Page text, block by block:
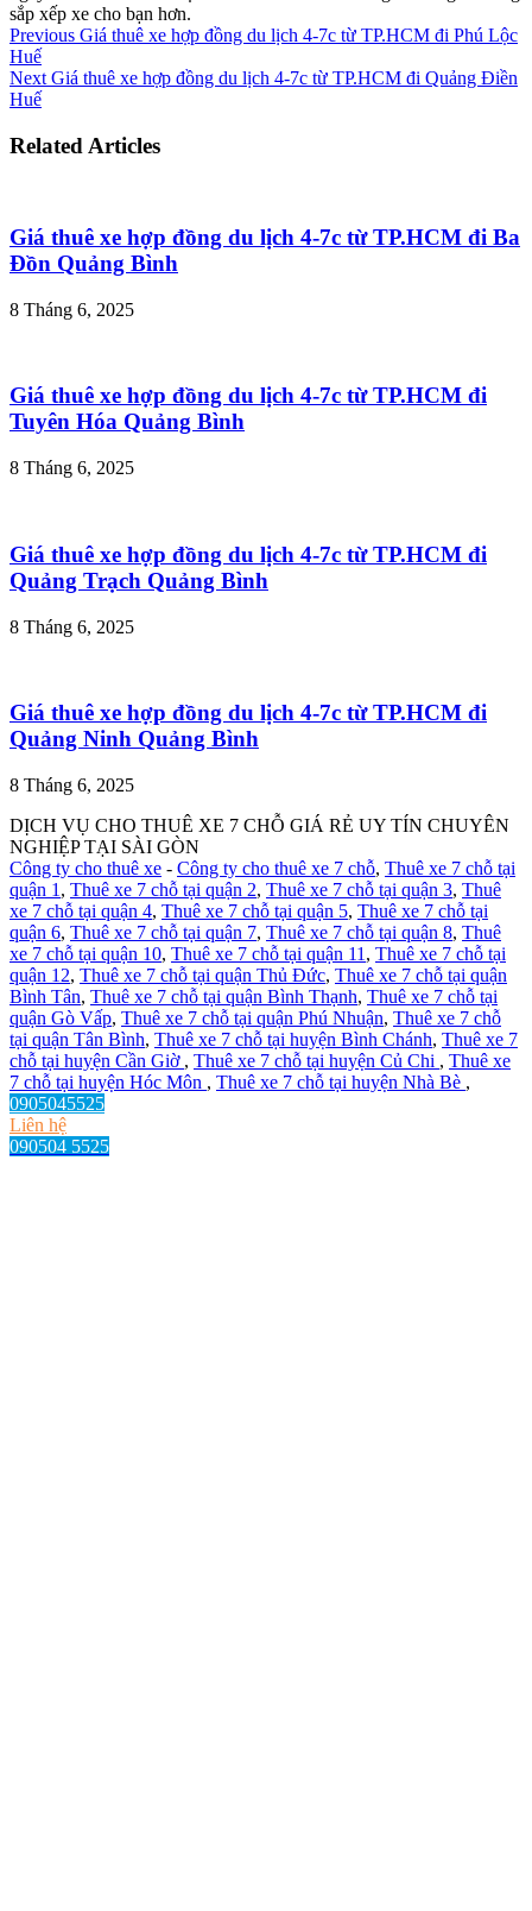
sắp xếp xe cho bạn hơn.
Previous Giá thuê xe hợp đồng du lịch 4-7c từ TP.HCM đi Phú Lộc
Huế
Next Giá thuê xe hợp đồng du lịch 4-7c từ TP.HCM đi Quảng Điền
Huế
Related Articles
Giá thuê xe hợp đồng du lịch 4-7c từ TP.HCM đi Ba
Đồn Quảng Bình
8 Tháng 6, 2025
Giá thuê xe hợp đồng du lịch 4-7c từ TP.HCM đi
Tuyên Hóa Quảng Bình
8 Tháng 6, 2025
Giá thuê xe hợp đồng du lịch 4-7c từ TP.HCM đi
Quảng Trạch Quảng Bình
8 Tháng 6, 2025
Giá thuê xe hợp đồng du lịch 4-7c từ TP.HCM đi
Quảng Ninh Quảng Bình
8 Tháng 6, 2025
DỊCH VỤ CHO THUÊ XE 7 CHỖ GIÁ RẺ UY TÍN CHUYÊN
NGHIỆP TẠI SÀI GÒN
Công ty cho thuê xe - Công ty cho thuê xe 7 chỗ, Thuê xe 7 chỗ tại
quận 1 , Thuê xe 7 chỗ tại quận 2, Thuê xe 7 chỗ tại quận 3, Thuê
xe 7 chỗ tại quận 4, Thuê xe 7 chỗ tại quận 5, Thuê xe 7 chỗ tại
quận 6, Thuê xe 7 chỗ tại quận 7, Thuê xe 7 chỗ tại quận 8, Thuê
xe 7 chỗ tại quận 10, Thuê xe 7 chỗ tại quận 11 , Thuê xe 7 chỗ tại
quận 12, Thuê xe 7 chỗ tại quận Thủ Đức, Thuê xe 7 chỗ tại quận
Bình Tân, Thuê xe 7 chỗ tại quận Bình Thạnh, Thuê xe 7 chỗ tại
quận Gò Vấp, Thuê xe 7 chỗ tại quận Phú Nhuận, Thuê xe 7 chỗ
tại quận Tân Bình, Thuê xe 7 chỗ tại huyện Bình Chánh, Thuê xe 7
chỗ tại huyện Cần Giờ , Thuê xe 7 chỗ tại huyện Củ Chi , Thuê xe
7 chỗ tại huyện Hóc Môn , Thuê xe 7 chỗ tại huyện Nhà Bè ,
0905045525
Liên hệ
090504 5525